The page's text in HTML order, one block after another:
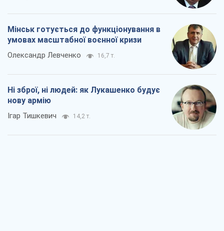
Мінськ готується до функціонування в
умовах масштабної воєнної кризи
Олександр Левченко 16,7 т.
Ні зброї, ні людей: як Лукашенко будує
нову армію
Ігар Тишкевич 14,2 т.